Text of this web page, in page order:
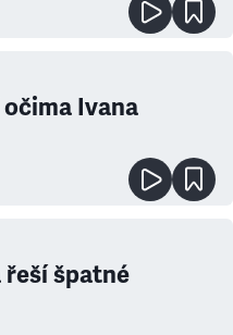
Ivana
špatné